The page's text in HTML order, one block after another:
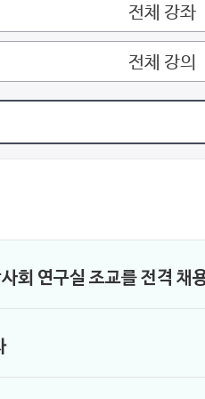
전체 강좌
전체 강의
회 연구실 조교를 전격 채